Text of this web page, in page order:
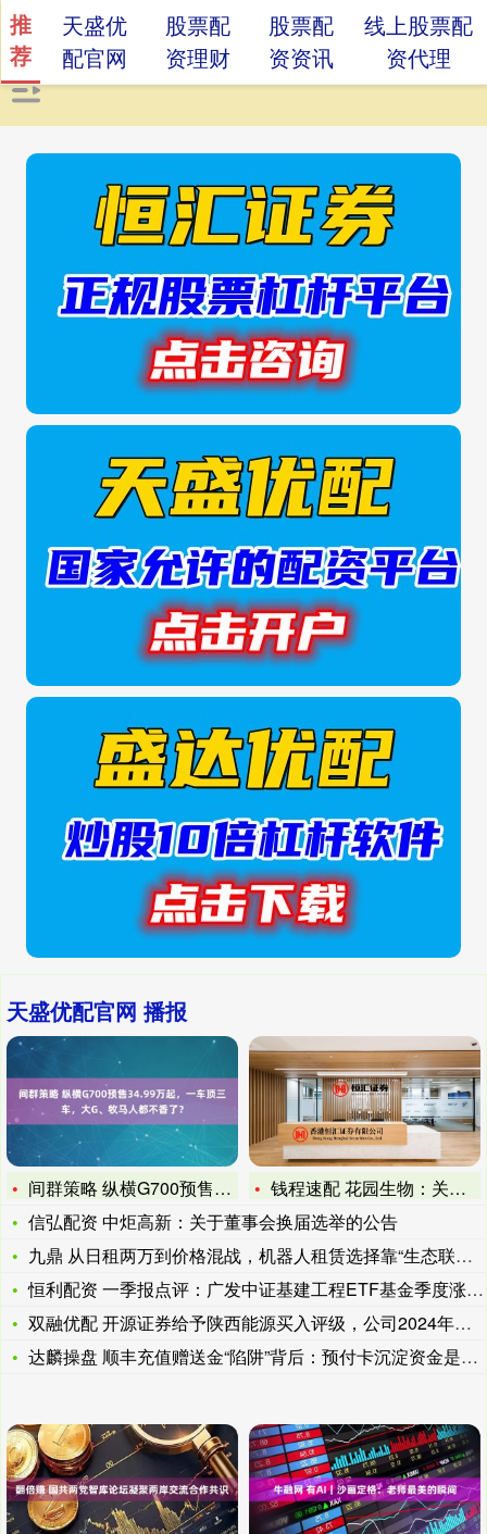
天盛优配官网 播报
间群策略 纵横G700预售34.99万起，一车顶三车，大G、
钱程速配 花园生物：关于“花园转债”回售的第三次提示性公告
信弘配资 中炬高新：关于董事会换届选举的公告
九鼎 从日租两万到价格混战，机器人租赁选择靠“生态联盟”破局
恒利配资 一季报点评：广发中证基建工程ETF基金季度涨幅-6
双融优配 开源证券给予陕西能源买入评级，公司2024年报&a
达麟操盘 顺丰充值赠送金“陷阱”背后：预付卡沉淀资金是个“好
推
荐
天盛优
配官网
股票配
资理财
股票配
资资讯
线上股票配
资代理